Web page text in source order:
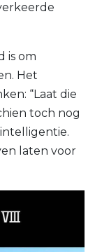
is om
Het
“Laat die
toch nog
laten voor